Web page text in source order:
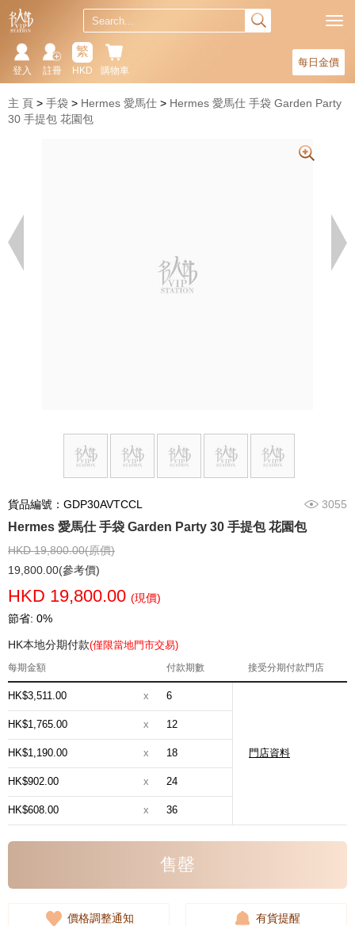
每日金價
購物車
繁
HKD
註冊
登入
主 頁 手袋 Hermes 愛馬仕
Hermes 愛馬仕 手袋 Garden Party
30 手提包 花園包
貨品編號：GDP30AVTCCL 3055
Hermes 愛馬仕 手袋 Garden Party 30 手提包 花園包
HKD 19,800.00(原價)
19,800.00(參考價)
HKD 19,800.00 (現價)
節省: 0%
HK本地分期付款(僅限當地門市交易)
每期金額 付款期數 接受分期付款門店
HK$3,511.00 x 6
門店資料
HK$1,765.00 x 12
HK$1,190.00 x 18
HK$902.00 x 24
HK$608.00 x 36
售罄
價格調整通知 有貨提醒